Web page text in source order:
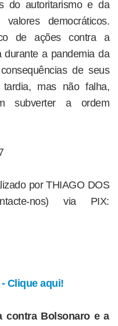
do autoritarismo e da
democráticos.
de ações contra a
durante a pandemia da
de seus
mas não falha,
subverter a ordem
por THIAGO DOS
nos) via PIX:
Clique aqui!
contra Bolsonaro e a